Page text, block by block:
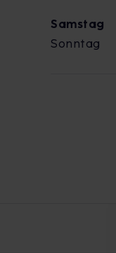
Samstag
Sonntag